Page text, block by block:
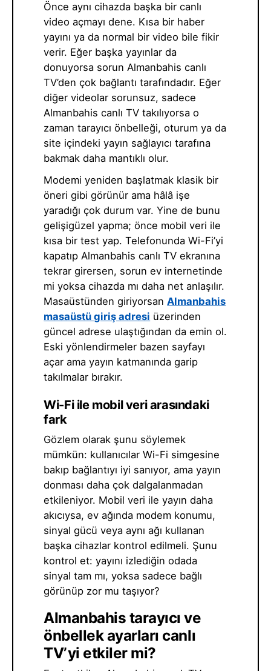
Önce aynı cihazda başka bir canlı
video açmayı dene. Kısa bir haber
yayını ya da normal bir video bile fikir
verir. Eğer başka yayınlar da
donuyorsa sorun Almanbahis canlı
TV’den çok bağlantı tarafındadır. Eğer
diğer videolar sorunsuz, sadece
Almanbahis canlı TV takılıyorsa o
zaman tarayıcı önbelleği, oturum ya da
site içindeki yayın sağlayıcı tarafına
bakmak daha mantıklı olur.
Modemi yeniden başlatmak klasik bir
öneri gibi görünür ama hâlâ işe
yaradığı çok durum var. Yine de bunu
gelişigüzel yapma; önce mobil veri ile
kısa bir test yap. Telefonunda Wi-Fi’yi
kapatıp Almanbahis canlı TV ekranına
tekrar girersen, sorun ev internetinde
mi yoksa cihazda mı daha net anlaşılır.
Masaüstünden giriyorsanAlmanbahis
masaüstü giriş adresi üzerinden
güncel adrese ulaştığından da emin ol.
Eski yönlendirmeler bazen sayfayı
açar ama yayın katmanında garip
takılmalar bırakır.
Wi-Fi ile mobil veri arasındaki
fark
Gözlem olarak şunu söylemek
mümkün: kullanıcılar Wi-Fi simgesine
bakıp bağlantıyı iyi sanıyor, ama yayın
donması daha çok dalgalanmadan
etkileniyor. Mobil veri ile yayın daha
akıcıysa, ev ağında modem konumu,
sinyal gücü veya aynı ağı kullanan
başka cihazlar kontrol edilmeli. Şunu
kontrol et: yayını izlediğin odada
sinyal tam mı, yoksa sadece bağlı
görünüp zor mu taşıyor?
Almanbahis tarayıcı ve
önbellek ayarları canlı
TV’yi etkiler mi?